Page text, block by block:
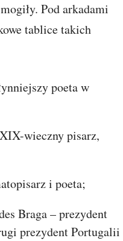
Pod arkadami
tablice takich
poeta w
wieczny pisarz,
i poeta;
Braga – prezydent
prezydent Portugalii